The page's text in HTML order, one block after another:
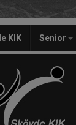
KIK Senior